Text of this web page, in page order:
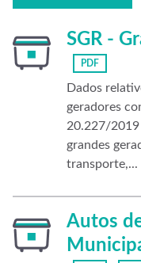
SGR -
PDF
Dados
geradores
20.227/2019
grandes
transporte,...
Autos